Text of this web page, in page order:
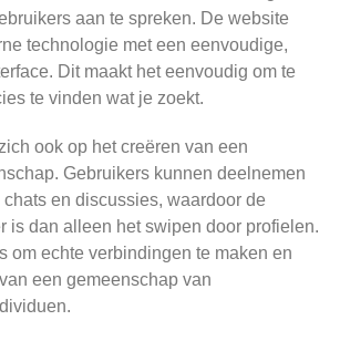
aan te spreken. De website
technologie met een eenvoudige,
Dit maakt het eenvoudig om te
te vinden wat je zoekt.
ook op het creëren van een
Gebruikers kunnen deelnemen
en discussies, waardoor de
is dan alleen het swipen door profielen.
om echte verbindingen te maken en
een gemeenschap van